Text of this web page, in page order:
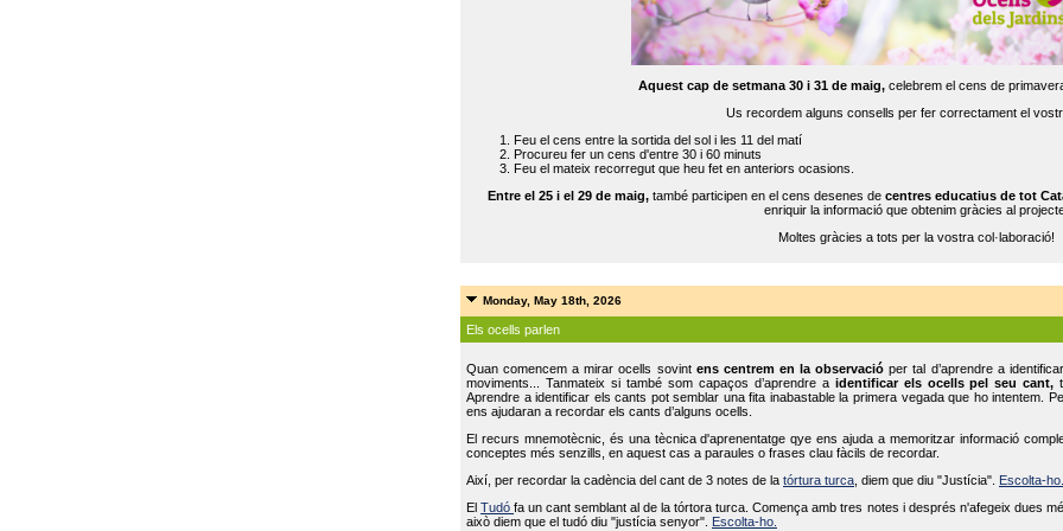
Aquest cap de setmana 30 i 31 de maig,celebrem el cens de
Us recordem alguns consells per fer correctament el
Feu el cens entre la sortida del sol i les 11 del matí
Procureu fer un cens d'entre 30 i 60 minuts
Feu el mateix recorregut que heu fet en anteriors ocasions.
Entre el 25 i el 29 de maig,també participen en el cens desenes de centres educatius de tot
enriquir la informació que obtenim gràcies al
Moltes gràcies a tots per la vostra col·laboració!
Monday, May 18th, 2026
Els ocells parlen
Quan comencem a mirar ocells sovint ens centrem en la observació per tal d’aprendre a
moviments... Tanmateix si també som capaços d’aprendre a identificar els ocells pel seu cant,
Aprendre a identificar els cants pot semblar una fita inabastable la primera vegada que ho intentem.
ens ajudaran a recordar els cants d’alguns ocells.
El recurs mnemotècnic, és una tècnica d'aprenentatge qye ens ajuda a memoritzar informació
conceptes més senzills, en aquest cas a paraules o frases clau fàcils de recordar.
Així, per recordar la cadència del cant de 3 notes de la tórtura turca , diem que diu "Justícia".
Escolta-ho.
ElTudófa un cant semblant al de la tórtora turca. Comença amb tres notes i després n'afegeix dues
això diem que el tudó diu "justícia senyor".
Escolta-ho.